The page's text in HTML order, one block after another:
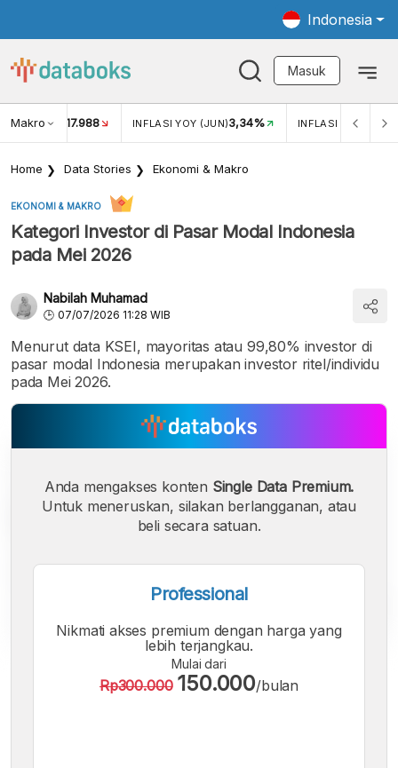
Indonesia
Masuk
Makro
USD/IDR 17.988 INFLASI YOY (JUN)3,34% INFLASI MOM
Home Data Stories Ekonomi & Makro
EKONOMI & MAKRO
Kategori Investor di Pasar Modal Indonesia
pada Mei 2026
Nabilah Muhamad
07/07/2026 11:28 WIB
Menurut data KSEI, mayoritas atau 99,80% investor di
pasar modal Indonesia merupakan investor ritel/individu
pada Mei 2026.
Font
A
Font
A
Font
Anda mengakses konten Single Data Premium.
Untuk meneruskan, silakan berlangganan, atau
beli secara satuan.
Professional
Nikmati akses premium dengan harga yang
lebih terjangkau.
Mulai dari
Rp300.000 150.000/bulan